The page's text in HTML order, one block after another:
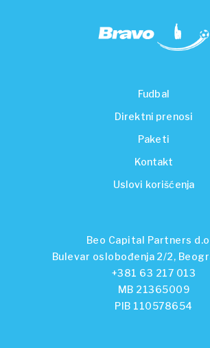
Fudbal
Direktni prenosi
Paketi
Kontakt
Uslovi korišćenja
Beo Capital Partners
Bulevar oslobođenja 2/2,
+381 63 217 013
MB 21365009
PIB 110578654